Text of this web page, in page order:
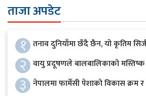
ताजा अपडेट
१ तनाव दुनियाँमा छँदै छैन, यो कृतिम
२ वायु प्रदूषणले बालबालिकाको
३ नेपालमा फार्मेसी पेशाको विकास